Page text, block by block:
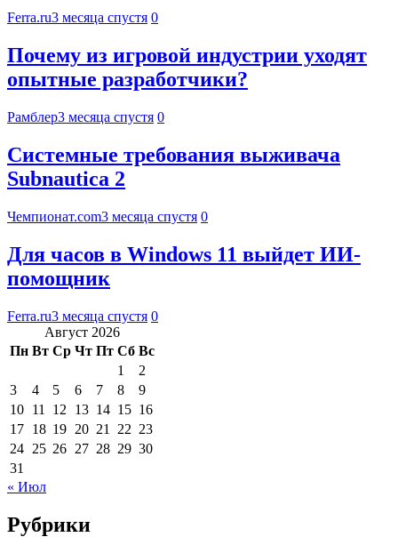
Ferra.ru3 месяца спустя 0
Почему из игровой индустрии уходят
опытные разработчики?
Рамблер3 месяца спустя 0
Системные требования выживача
Subnautica 2
Чемпионат.com3 месяца спустя 0
Для часов в Windows 11 выйдет ИИ-
помощник
Ferra.ru3 месяца спустя 0
Август 2026
Пн Вт Ср Чт Пт Сб Вс
1
2
3
4 5 6 7 8
9
10 11 12 13 14 15 16
17 18 19 20 21 22 23
24 25 26 27 28 29 30
31
« Июл
Рубрики